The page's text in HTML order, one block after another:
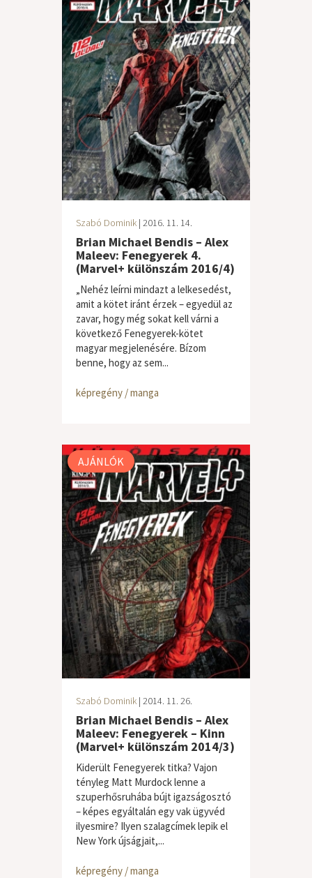
Szabó Dominik | 2016. 11. 14.
Brian Michael Bendis – Alex
Maleev: Fenegyerek 4.
(Marvel+ különszám 2016/4)
„Nehéz leírni mindazt a lelkesedést,
amit a kötet iránt érzek – egyedül az
zavar, hogy még sokat kell várni a
következő Fenegyerek-kötet
magyar megjelenésére. Bízom
benne, hogy az sem...
képregény / manga
AJÁNLÓK
Szabó Dominik | 2014. 11. 26.
Brian Michael Bendis – Alex
Maleev: Fenegyerek – Kinn
(Marvel+ különszám 2014/3)
Kiderült Fenegyerek titka? Vajon
tényleg Matt Murdock lenne a
szuperhősruhába bújt igazságosztó
– képes egyáltalán egy vak ügyvéd
ilyesmire? Ilyen szalagcímek lepik el
New York újságjait,...
képregény / manga